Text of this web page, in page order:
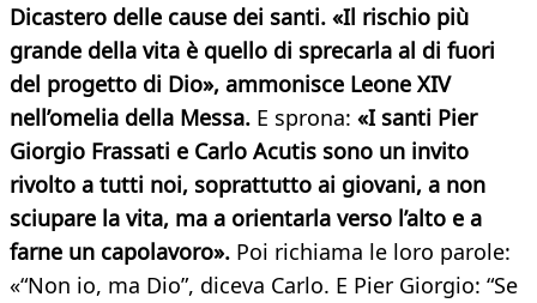
Dicastero delle cause dei santi. «Il rischio più
grande della vita è quello di sprecarla al di fuori
del progetto di Dio», ammonisce Leone XIV
nell’omelia della Messa. E sprona: «I santi Pier
Giorgio Frassati e Carlo Acutis sono un invito
rivolto a tutti noi, soprattutto ai giovani, a non
sciupare la vita, ma a orientarla verso l’alto e a
farne un capolavoro». Poi richiama le loro parole:
«“Non io, ma Dio”, diceva Carlo. E Pier Giorgio: “Se